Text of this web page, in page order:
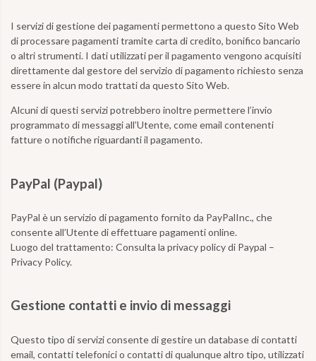
I servizi di gestione dei pagamenti permettono a questo Sito Web
di processare pagamenti tramite carta di credito, bonifico bancario
o altri strumenti. I dati utilizzati per il pagamento vengono acquisiti
direttamente dal gestore del servizio di pagamento richiesto senza
essere in alcun modo trattati da questo Sito Web.
Alcuni di questi servizi potrebbero inoltre permettere l’invio
programmato di messaggi all’Utente, come email contenenti
fatture o notifiche riguardanti il pagamento.
PayPal (Paypal)
PayPal è un servizio di pagamento fornito da PayPalInc., che
consente all’Utente di effettuare pagamenti online.
Luogo del trattamento: Consulta la privacy policy di Paypal –
Privacy Policy.
Gestione contatti e invio di messaggi
Questo tipo di servizi consente di gestire un database di contatti
email, contatti telefonici o contatti di qualunque altro tipo, utilizzati